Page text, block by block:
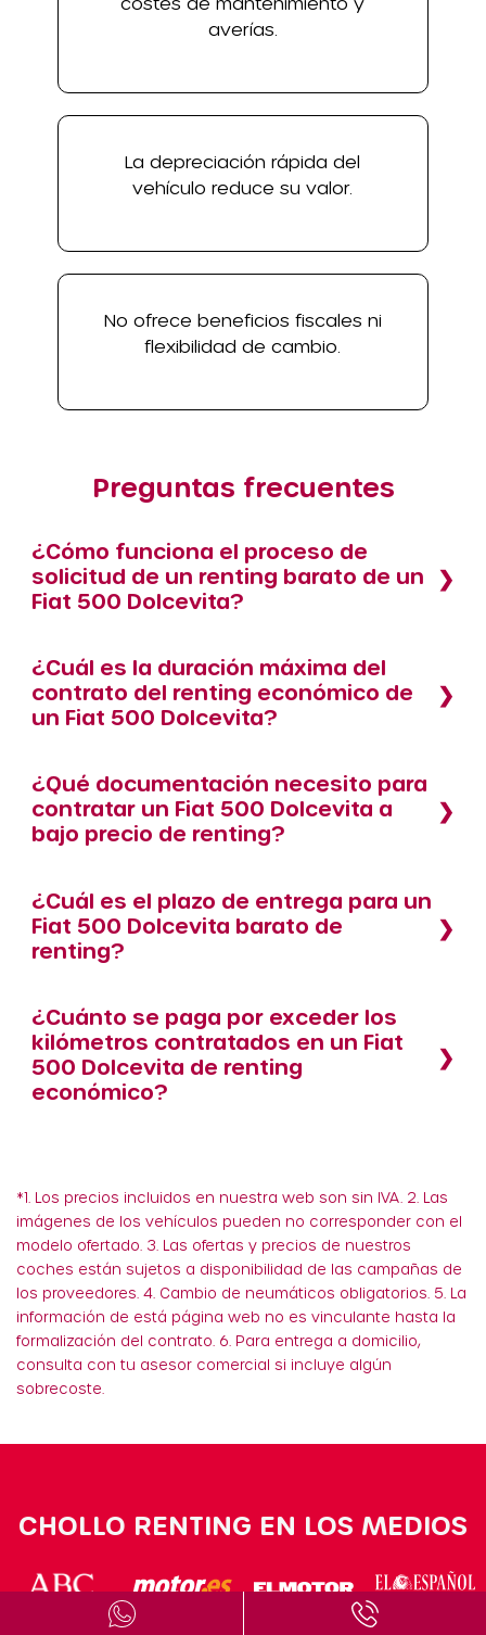
averías.
La depreciación rápida del
vehículo reduce su valor.
No ofrece beneficios fiscales ni
flexibilidad de cambio.
Preguntas frecuentes
¿Cómo funciona el proceso de
solicitud de un renting barato de un
Fiat 500 Dolcevita?
¿Cuál es la duración máxima del
contrato del renting económico de
un Fiat 500 Dolcevita?
¿Qué documentación necesito para
contratar un Fiat 500 Dolcevita a
bajo precio de renting?
¿Cuál es el plazo de entrega para un
Fiat 500 Dolcevita barato de
renting?
¿Cuánto se paga por exceder los
kilómetros contratados en un Fiat
500 Dolcevita de renting
económico?
*1. Los precios incluidos en nuestra web son sin IVA. 2. Las
imágenes de los vehículos pueden no corresponder con el
modelo ofertado. 3. Las ofertas y precios de nuestros
coches están sujetos a disponibilidad de las campañas de
los proveedores. 4. Cambio de neumáticos obligatorios. 5. La
información de está página web no es vinculante hasta la
formalización del contrato. 6. Para entrega a domicilio,
consulta con tu asesor comercial si incluye algún
sobrecoste.
CHOLLO RENTING EN LOS MEDIOS